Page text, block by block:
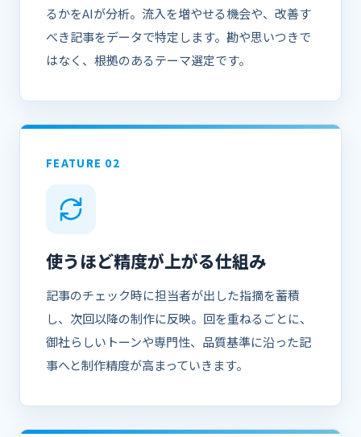
るかをAIが分析。流入を増やせる機会や、改善す
べき記事をデータで特定します。勘や思いつきで
はなく、根拠のあるテーマ選定です。
FEATURE 02
使うほど精度が上がる仕組み
記事のチェック時に担当者が出した指摘を蓄積
し、次回以降の制作に反映。回を重ねるごとに、
御社らしいトーンや専門性、品質基準に沿った記
事へと制作精度が高まっていきます。